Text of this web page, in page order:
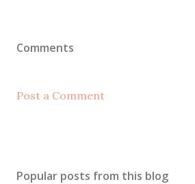
Comments
Post a Comment
Popular posts from this blog